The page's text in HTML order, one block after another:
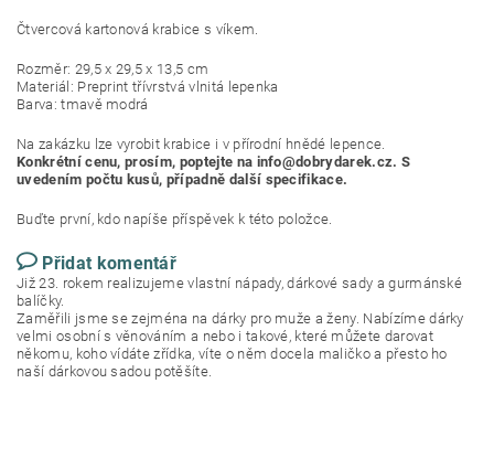
Čtvercová kartonová krabice s víkem.
Rozměr: 29,5 x 29,5 x 13,5 cm
Materiál: Preprint třívrstvá vlnitá lepenka
Barva: tmavě modrá
Na zakázku lze vyrobit krabice i v přírodní hnědé lepence.
Konkrétní cenu, prosím, poptejte na info@dobrydarek.cz. S
uvedením počtu kusů, případně další specifikace.
Buďte první, kdo napíše příspěvek k této položce.
Přidat komentář
Již 23. rokem realizujeme vlastní nápady, dárkové sady a gurmánské
balíčky.
Zaměřili jsme se zejména na dárky pro muže a ženy. Nabízíme dárky
velmi osobní s věnováním a nebo i takové, které můžete darovat
někomu, koho vídáte zřídka, víte o něm docela maličko a přesto ho
naší dárkovou sadou potěšíte.